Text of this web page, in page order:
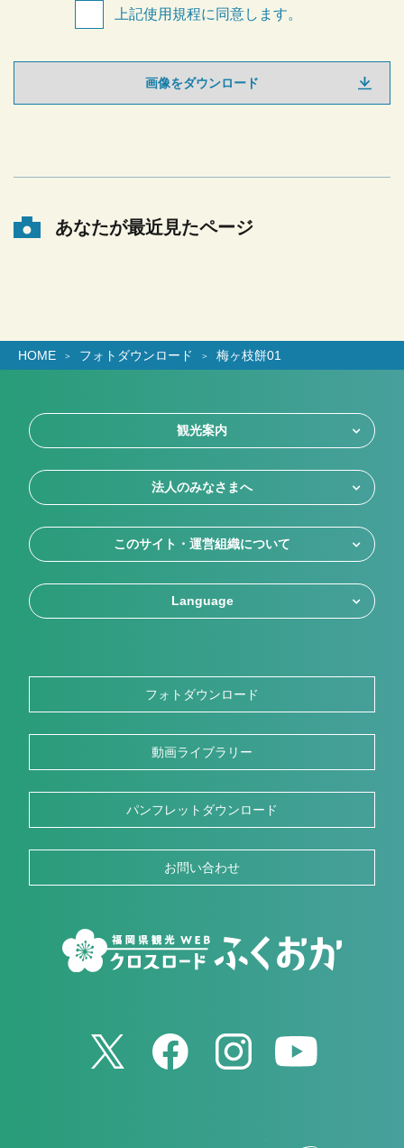
上記使用規程に同意します。
画像をダウンロード
あなたが最近見たページ
HOME フォトダウンロード 梅ヶ枝餅01
観光案内
法人のみなさまへ
このサイト・運営組織について
Language
フォトダウンロード
動画ライブラリー
パンフレットダウンロード
お問い合わせ